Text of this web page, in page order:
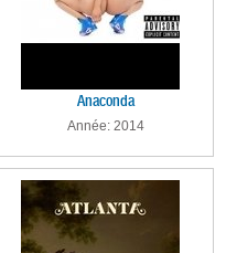
Anaconda
Année: 2014